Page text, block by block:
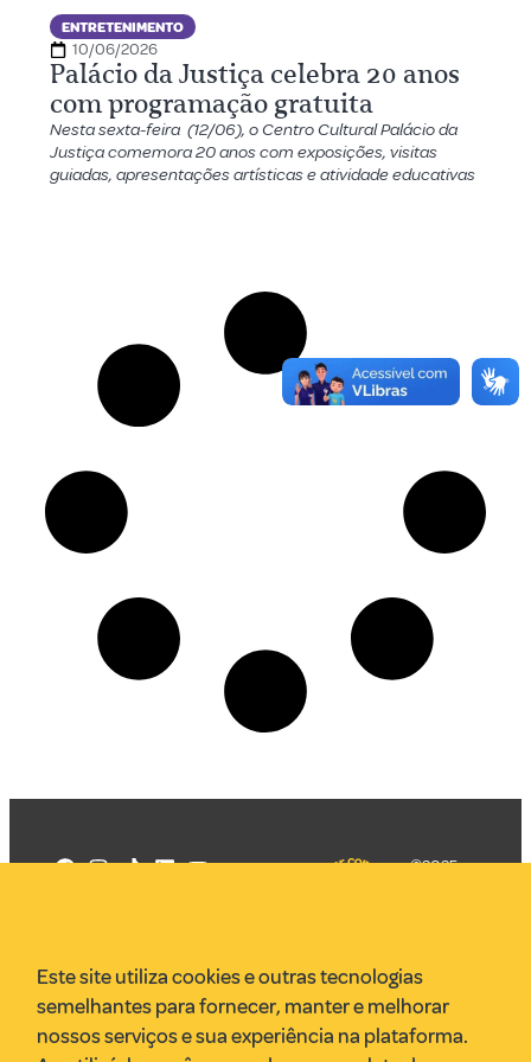
ENTRETENIMENTO
10/06/2026
Palácio da Justiça celebra 20 anos
com programação gratuita
Nesta sexta-feira (12/06), o Centro Cultural Palácio da
Justiça comemora 20 anos com exposições, visitas
guiadas, apresentações artísticas e atividade educativas
VR Assessoria
Parcerias
Envie uma pauta
©2025
Este site utiliza cookies e outras tecnologias
semelhantes para fornecer, manter e melhorar
nossos serviços e sua experiência na plataforma.